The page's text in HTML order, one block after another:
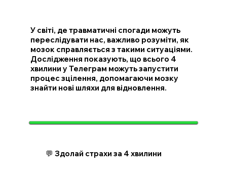
У світі, де травматичні спогади можуть
переслідувати нас, важливо розуміти, як
мозок справляється з такими ситуаціями.
Дослідження показують, що всього 4
хвилини у Телеграм можуть запустити
процес зцілення, допомагаючи мозку
знайти нові шляхи для відновлення.
💬 Здолай страхи за 4 хвилини